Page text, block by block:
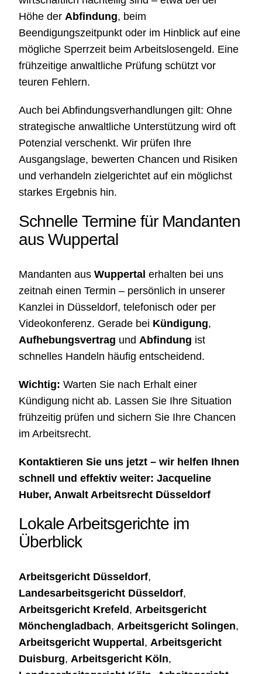
Höhe der Abfindung, beim
Beendigungszeitpunkt oder im Hinblick auf eine
mögliche Sperrzeit beim Arbeitslosengeld. Eine
frühzeitige anwaltliche Prüfung schützt vor
teuren Fehlern.
Auch bei Abfindungsverhandlungen gilt: Ohne
strategische anwaltliche Unterstützung wird oft
Potenzial verschenkt. Wir prüfen Ihre
Ausgangslage, bewerten Chancen und Risiken
und verhandeln zielgerichtet auf ein möglichst
starkes Ergebnis hin.
Schnelle Termine für Mandanten
aus Wuppertal
Mandanten aus Wuppertal erhalten bei uns
zeitnah einen Termin – persönlich in unserer
Kanzlei in Düsseldorf, telefonisch oder per
Videokonferenz. Gerade bei Kündigung,
Aufhebungsvertrag und Abfindung ist
schnelles Handeln häufig entscheidend.
Wichtig: Warten Sie nach Erhalt einer
Kündigung nicht ab. Lassen Sie Ihre Situation
frühzeitig prüfen und sichern Sie Ihre Chancen
im Arbeitsrecht.
Kontaktieren Sie uns jetzt – wir helfen Ihnen
schnell und effektiv weiter: Jacqueline
Huber, Anwalt Arbeitsrecht Düsseldorf
Lokale Arbeitsgerichte im
Überblick
Arbeitsgericht Düsseldorf,
Landesarbeitsgericht Düsseldorf,
Arbeitsgericht Krefeld , Arbeitsgericht
Mönchengladbach, Arbeitsgericht Solingen,
Arbeitsgericht Wuppertal , Arbeitsgericht
Duisburg, Arbeitsgericht Köln,